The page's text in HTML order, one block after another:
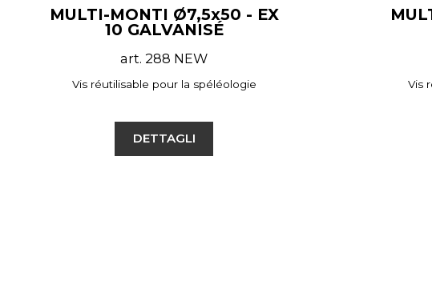
MULTI-MONTI Ø7,5x50 - EX
10 GALVANISÉ
art. 288 NEW
Vis réutilisable pour la spéléologie
DETTAGLI
Vis